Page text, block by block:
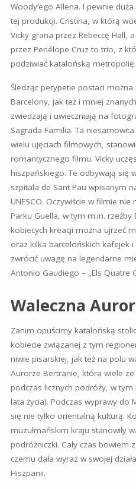
Woody’ego Allena. I pewnie
tej produkcji. Cristina, w którą
Vicky grana przez Rebeccę Hall,
przez Penélope Cruz to trio, z
podziwiać katalońską metropolię.
Śledząc perypetie postaci
Barcelony, jak też i mniej
zwiedzają i uwieczniają na
Sagrada Familia. Ta
wielu ujęciach filmowych,
romantycznego filmu. Vicky
hiszpańskiego. Te odbywają się
szpitala de Sant Pau wpisanym
UNESCO. Oczywiście w filmie
Parku Guella, w tym m.in. rzeźby
kobiecych kreacji można ujrzeć
oraz kilka barcelońskich kafejek i
zwrócić uwagę na legendarne
Antonio Gaudiego – „Els Quatre
Waleczna
Zanim opuścimy katalońską
kobiecie związanej z tym
niwie pisarskiej, jak też na polu
Aurorze Bertranie, która wiele ze
podczas licznych podróży, w tym
lata życia). Podczas wyprawy do
się nie tylko orientalną kulturą.
muzułmańskim kraju stanowiły
podróżniczki. Cały czas bowiem
czemu dała wyraz w swojej
Hiszpanii.